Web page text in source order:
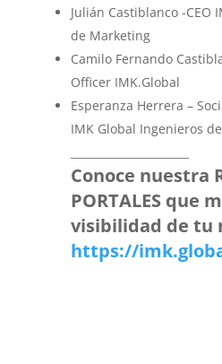
Julián Castiblanco -CEO
de Marketing
Camilo Fernando
Officer IMK.Global
Esperanza Herrera –
IMK Global Ingenieros
Conoce nuestra
PORTALES que
visibilidad de tu
https://